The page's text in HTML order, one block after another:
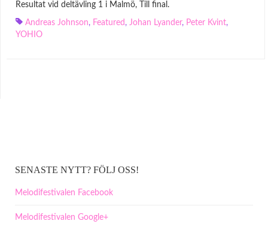
Resultat vid deltävling 1 i Malmö, Till final.
Andreas Johnson, Featured , Johan Lyander, Peter Kvint,
YOHIO
SENASTE NYTT? FÖLJ OSS!
Melodifestivalen Facebook
Melodifestivalen Google+